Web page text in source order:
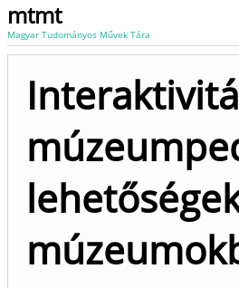
mtmt
Magyar Tudományos Művek Tára